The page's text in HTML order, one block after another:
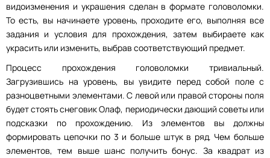
видоизменения и украшения сделан в формате головоломки.
То есть, вы начинаете уровень, проходите его, выполняя все
задания и условия для прохождения, затем выбираете как
украсить или изменить, выбрав соответствующий предмет.
Процесс прохождения головоломки тривиальный.
Загрузившись на уровень, вы увидите перед собой поле с
разноцветными элементами. С левой или правой стороны поля
будет стоять снеговик Олаф, периодически дающий советы или
подсказки по прохождению. Из элементов вы должны
формировать цепочки по 3 и больше штук в ряд. Чем больше
элементов, тем выше шанс получить бонус. За квадрат из